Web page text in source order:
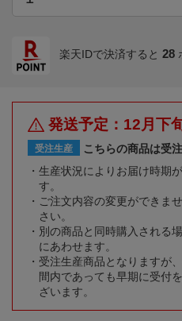
楽天IDで決済すると 28
発送予定：12月下
受注生産
こちらの商品は受
生産状況によりお届け時期
す。
ご注文内容の変更ができま
さい。
別の商品と同時購入される
にあわせます。
受注生産商品となりますが
間内であっても早期に受付
ざいます。